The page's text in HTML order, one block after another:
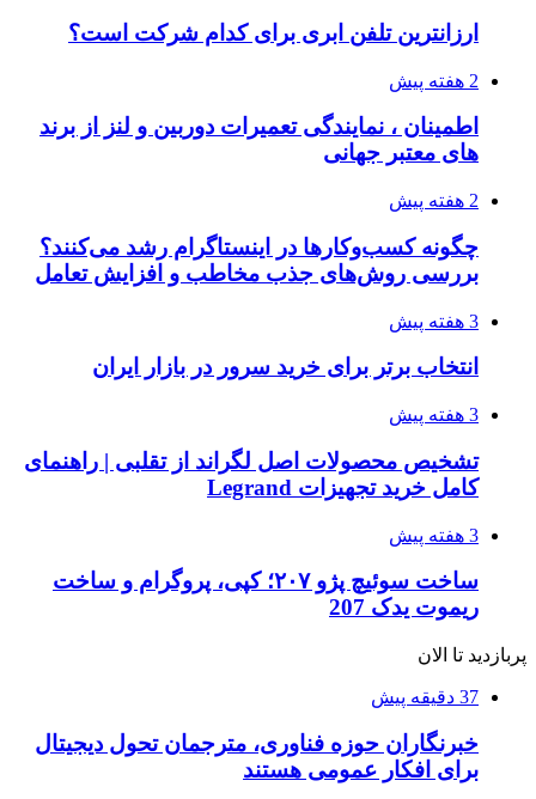
ارزانترین تلفن ابری برای کدام شرکت است؟
2 هفته پیش
اطمینان ، نمایندگی تعمیرات دوربین و لنز از برند
های معتبر جهانی
2 هفته پیش
چگونه کسب‌وکارها در اینستاگرام رشد می‌کنند؟
بررسی روش‌های جذب مخاطب و افزایش تعامل
3 هفته پیش
انتخاب برتر برای خرید سرور در بازار ایران
3 هفته پیش
تشخیص محصولات اصل لگراند از تقلبی | راهنمای
کامل خرید تجهیزات Legrand
3 هفته پیش
ساخت سوئیچ پژو ۲۰۷؛ کپی، پروگرام و ساخت
ریموت یدک 207
پربازدید تا الان
37 دقیقه پیش
خبرنگاران حوزه فناوری، مترجمان تحول دیجیتال
برای افکار عمومی هستند